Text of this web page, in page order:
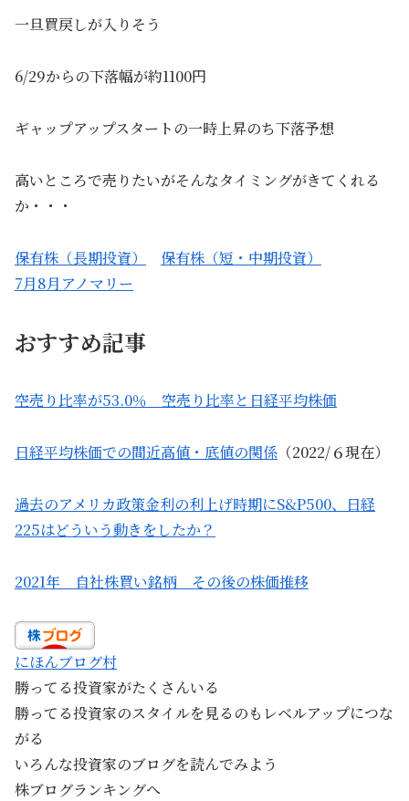
一旦買戻しが入りそう
6/29からの下落幅が約1100円
ギャップアップスタートの一時上昇のち下落予想
高いところで売りたいがそんなタイミングがきてくれる
か・・・
保有株（長期投資）
保有株（短・中期投資）
7月8月アノマリー
おすすめ記事
空売り比率が53.0％ 空売り比率と日経平均株価
日経平均株価での間近高値・底値の関係 （2022/６現在）
過去のアメリカ政策金利の利上げ時期にS&P500、日経
225はどういう動きをしたか？
2021年 自社株買い銘柄 その後の株価推移
にほんブログ村
勝ってる投資家がたくさんいる
勝ってる投資家のスタイルを見るのもレベルアップにつな
がる
いろんな投資家のブログを読んでみよう
株ブログランキングへ